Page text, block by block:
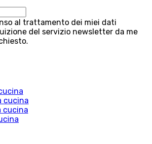
al trattamento dei miei dati
del servizio newsletter da me
cucina
cucina